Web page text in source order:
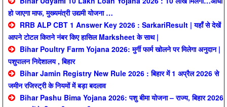
हो जाएगा माफ, मुख्यमंत्री उद्यमी योजना …
RRB ALP CBT 1 Answer Key 2026 : SarkariResult | यहाँ से देखें
आपने टोटल कितने नंबर किए हासिल Marksheet के साथ |
Bihar Poultry Farm Yojana 2026: मुर्गी फार्म खोलने पर मिलेगा अनुदान |
पशुपालन निदेशालय , बिहार
Bihar Jamin Registry New Rule 2026 : बिहार में 1 अप्रैल 2026 से
जमीन रजिस्ट्री के नियमों में बड़ा बदलाव
Bihar Pashu Bima Yojana 2026: पशु बीमा योजना – राज्य, बिहार 2026